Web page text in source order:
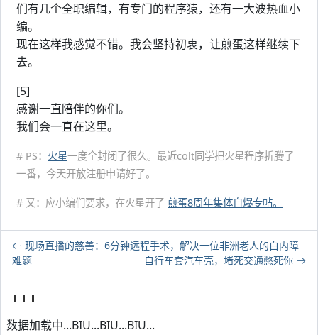
们有几个全职编辑，有专门的程序猿，还有一大波热血小
编。
现在这样我感觉不错。我会坚持初衷，让煎蛋这样继续下
去。
[5]
感谢一直陪伴的你们。
我们会一直在这里。
# PS： 火星一度全封闭了很久。最近colt同学把火星程序折腾了
一番，今天开放注册申请好了。
# 又：应小编们要求，在火星开了 煎蛋8周年集体自爆专帖。
现场直播的慈善：6分钟远程手术，解决一位非洲老人的白内障
难题
自行车套汽车壳，堵死交通憋死你
数据加载中...BIU...BIU...BIU...